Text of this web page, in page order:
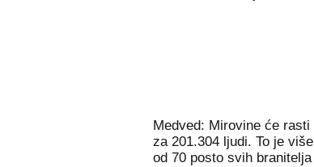
Medved: Mirovine će rasti
za 201.304 ljudi. To je više
od 70 posto svih branitelja